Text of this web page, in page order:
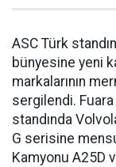
ASC Türk
bünyesine yeni
markalarının
sergilendi.
standında
G serisine
Kamyonu A25D